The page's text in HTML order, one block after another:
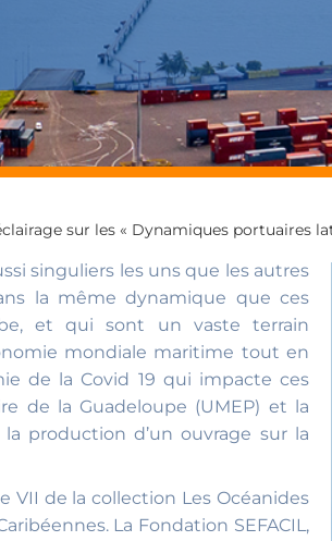
sur les « Dynamiques portuaires
singuliers les uns que les autres
la même dynamique que ces
et qui sont un vaste terrain
mondiale maritime tout en
de la Covid 19 qui impacte ces
de la Guadeloupe (UMEP) et la
production d’un ouvrage sur la
de la collection Les Océanides
La Fondation SEFACIL,